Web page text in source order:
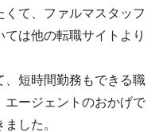
て、ファルマスタッフ
は他の転職サイトより
、短時間勤務もできる職
エージェントのおかげで
した。